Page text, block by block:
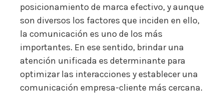
posicionamiento de marca efectivo, y aunque
son diversos los factores que inciden en ello,
la comunicación es uno de los más
importantes. En ese sentido, brindar una
atención unificada es determinante para
optimizar las interacciones y establecer una
comunicación empresa-cliente más cercana.